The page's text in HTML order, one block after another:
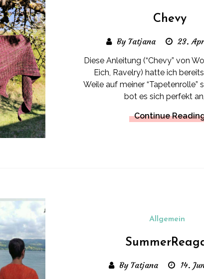
Chevy
By Tatjana 23.
Diese Anleitung (“Chevy” von
Eich, Ravelry) hatte ich
Weile auf meiner “Tapetenrolle”
bot es sich perfekt
Continue
Allgemein
By Tatjana 14.